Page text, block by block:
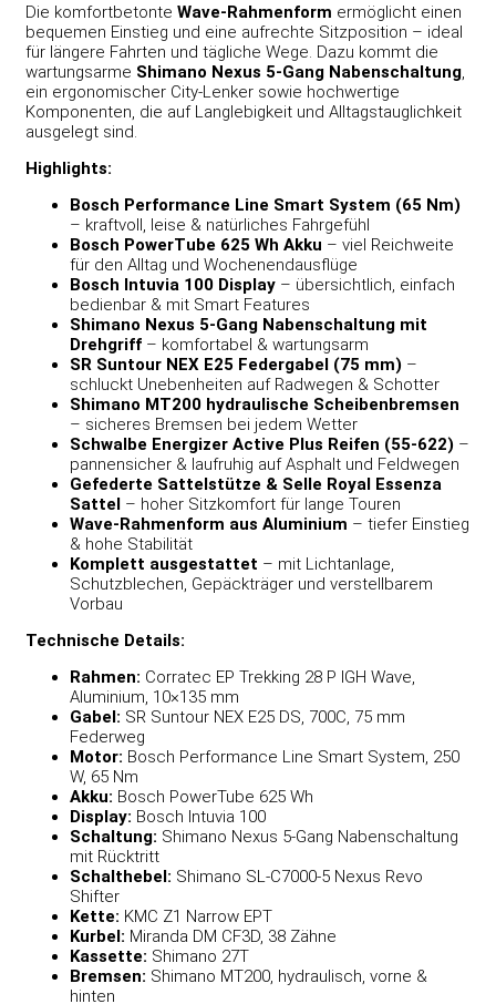
Die komfortbetonte Wave-Rahmenform ermöglicht einen
bequemen Einstieg und eine aufrechte Sitzposition – ideal
für längere Fahrten und tägliche Wege. Dazu kommt die
wartungsarme Shimano Nexus 5-Gang Nabenschaltung
ein ergonomischer City-Lenker sowie hochwertige
Komponenten, die auf Langlebigkeit und Alltagstauglichkeit
ausgelegt sind.
Highlights:
Bosch Performance Line Smart System (65 Nm)
– kraftvoll, leise & natürliches Fahrgefühl
Bosch PowerTube 625 Wh Akku – viel Reichweite
für den Alltag und Wochenendausflüge
Bosch Intuvia 100 Display – übersichtlich, einfach
bedienbar & mit Smart Features
Shimano Nexus 5-Gang Nabenschaltung mit
Drehgriff – komfortabel & wartungsarm
SR Suntour NEX E25 Federgabel (75 mm) –
schluckt Unebenheiten auf Radwegen & Schotter
Shimano MT200 hydraulische Scheibenbremsen
– sicheres Bremsen bei jedem Wetter
Schwalbe Energizer Active Plus Reifen (55-622) –
pannensicher & laufruhig auf Asphalt und Feldwegen
Gefederte Sattelstütze & Selle Royal Essenza
Sattel – hoher Sitzkomfort für lange Touren
Wave-Rahmenform aus Aluminium – tiefer Einstieg
& hohe Stabilität
Komplett ausgestattet – mit Lichtanlage,
Schutzblechen, Gepäckträger und verstellbarem
Vorbau
Technische Details:
Rahmen: Corratec EP Trekking 28 P IGH Wave,
Aluminium, 10×135 mm
Gabel: SR Suntour NEX E25 DS, 700C, 75 mm
Federweg
Motor: Bosch Performance Line Smart System, 250
W, 65 Nm
Akku: Bosch PowerTube 625 Wh
Display: Bosch Intuvia 100
Schaltung: Shimano Nexus 5-Gang Nabenschaltung
mit Rücktritt
Schalthebel: Shimano SL-C7000-5 Nexus Revo
Shifter
Kette: KMC Z1 Narrow EPT
Kurbel: Miranda DM CF3D, 38 Zähne
Kassette: Shimano 27T
Bremsen: Shimano MT200, hydraulisch, vorne &
hinten